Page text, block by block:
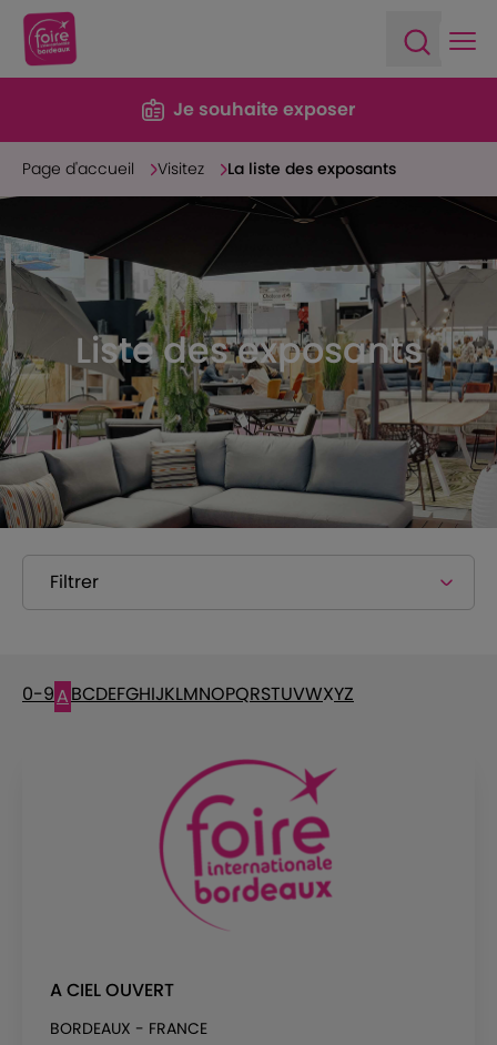
Je souhaite exposer
Page d'accueil Visitez La liste des exposants
Liste des exposants
Filtrer
0-9ABCDEFGHIJKLMNOPQRSTUVWXYZ
A CIEL OUVERT
BORDEAUX - FRANCE